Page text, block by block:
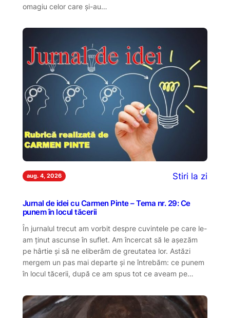
omagiu celor care și-au…
aug. 4, 2026 Stiri la zi
Jurnal de idei cu Carmen Pinte – Tema nr. 29: Ce
punem în locul tăcerii
În jurnalul trecut am vorbit despre cuvintele pe care le-
am ținut ascunse în suflet. Am încercat să le așezăm
pe hârtie și să ne eliberăm de greutatea lor. Astăzi
mergem un pas mai departe și ne întrebăm: ce punem
în locul tăcerii, după ce am spus tot ce aveam pe…